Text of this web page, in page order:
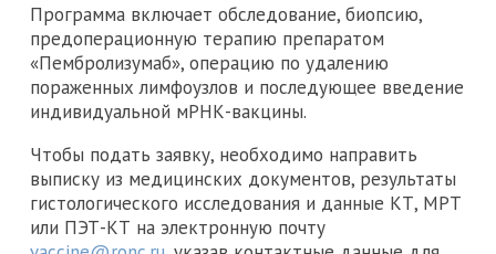
Программа включает обследование, биопсию,
предоперационную терапию препаратом
«Пембролизумаб», операцию по удалению
пораженных лимфоузлов и последующее введение
индивидуальной мРНК-вакцины.
Чтобы подать заявку, необходимо направить
выписку из медицинских документов, результаты
гистологического исследования и данные КТ, МРТ
или ПЭТ-КТ на электронную почту